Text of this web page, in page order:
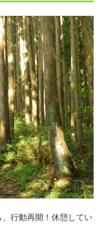
行動再開！休憩してい